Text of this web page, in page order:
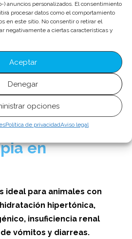
) anuncios personalizados. El consentimiento
procesar datos como el comportamiento
en este sitio. No consentir o retirar el
negativamente a ciertas características y
Aceptar
Denegar
opciones
Política de privacidadAviso legal
base del organismo del
que cumpla con estos
prescrito el
técnico veterinarioo el
sea quien supervise y reporte al
del animal.
de la
en
ideal para animales con
hipertónica,
insuficiencia renal
vómitos y diarreas.